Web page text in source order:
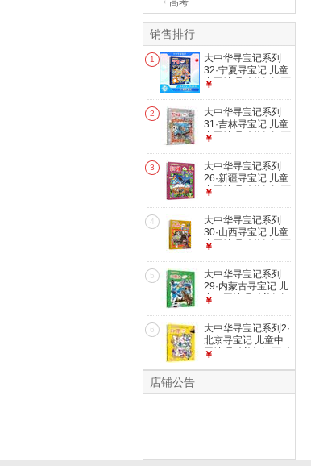
高考
销售排行
1
大中华寻宝记系列
32·宁夏寻宝记 儿童
中国地理科普知识百
童科普人文地理科普
漫画小学生课外阅读
一升二暑假衔接小升
初儿童礼物京东自营
正版
￥
2
大中华寻宝记系列
31·吉林寻宝记 儿童
中国地理科普知识百
童科普人文地理科普
漫画小学生课外阅读
一升二暑假衔接小升
初儿童礼物京东自营
正版
￥
3
大中华寻宝记系列
26·新疆寻宝记 儿童
中国地理科普知识百
童科普人文地理科普
漫画小学生课外阅读
一升二暑假衔接小升
初儿童礼物京东自营
正版
￥
4
大中华寻宝记系列
30·山西寻宝记 儿童
中国地理科普知识百
童科普人文地理科普
漫画小学生课外阅读
一升二暑假衔接小升
初儿童礼物京东自营
正版
￥
5
大中华寻宝记系列
29·内蒙古寻宝记 儿
童中国地理科普知识
儿童科普人文地理科
普漫画小学生课外阅
读一升二暑假衔接小
升初儿童礼物京东自
营正版
￥
6
大中华寻宝记系列2·
北京寻宝记 儿童中
国地理科普知识百科
￥
店铺公告